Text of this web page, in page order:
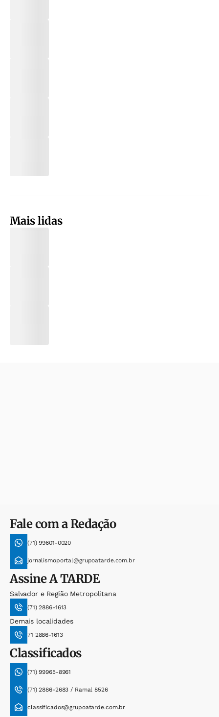
Mais lidas
Fale com a Redação
(71) 99601-0020
jornalismoportal@grupoatarde.com.br
AssineA TARDE
Salvador e Região Metropolitana
(71) 2886-1613
Demais localidades
71 2886-1613
Classificados
(71) 99965-8961
(71) 2886-2683 / Ramal 8526
classificados@grupoatarde.com.br